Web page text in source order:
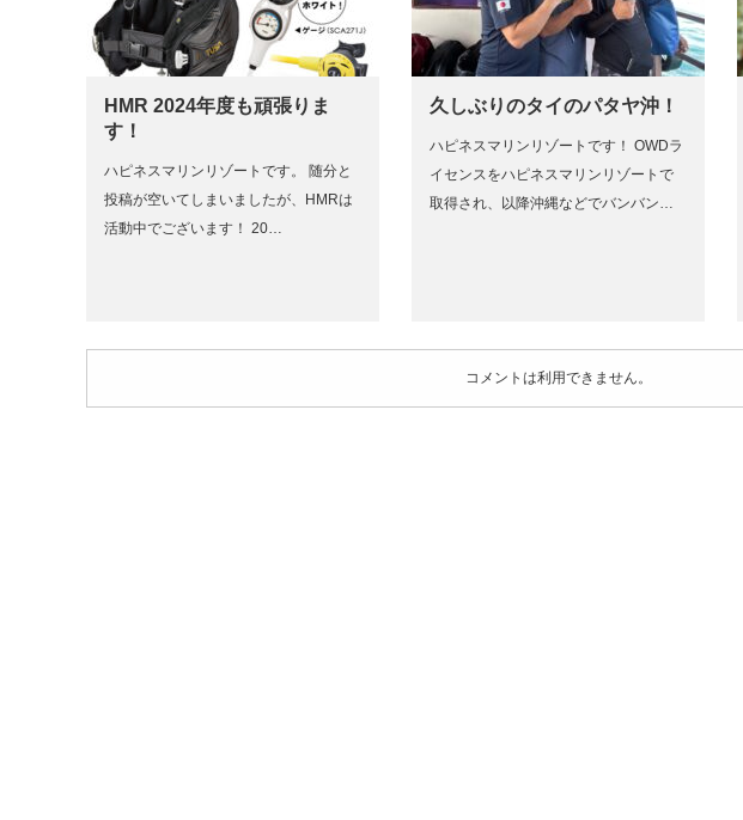
HMR 2024年度も頑張りま
す！
ハピネスマリンリゾートです。 随分と
投稿が空いてしまいましたが、HMRは
活動中でございます！ 20…
久しぶりのタイのパタヤ沖！
ハピネスマリンリゾートです！ OWDラ
イセンスをハピネスマリンリゾートで
取得され、以降沖縄などでバンバン…
コメントは利用できません。